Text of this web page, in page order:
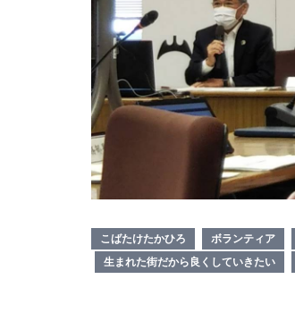
こばたけたかひろ ボランティア
生まれた街だから良くしていきたい